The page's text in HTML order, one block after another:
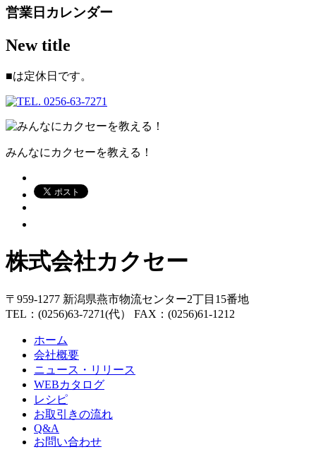
営業日カレンダー
New title
■は定休日です。
みんなにカクセーを教える！
株式会社カクセー
〒959-1277 新潟県燕市物流センター2丁目15番地
TEL：(0256)63-7271(代） FAX：(0256)61-1212
ホーム
会社概要
ニュース・リリース
WEBカタログ
レシピ
お取引きの流れ
Q&A
お問い合わせ